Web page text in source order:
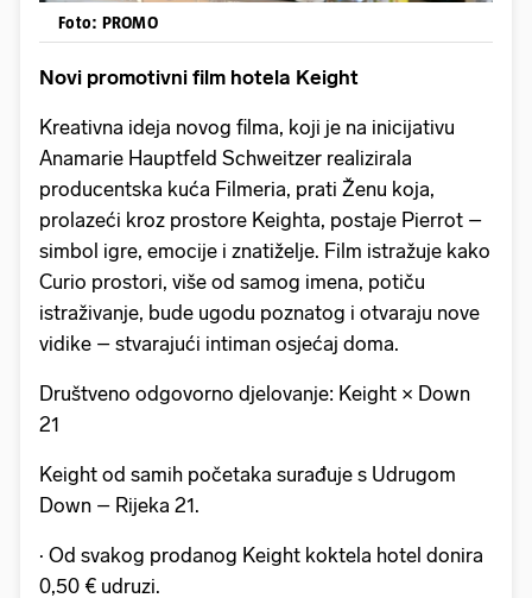
Foto: PROMO
Novi promotivni film hotela Keight
Kreativna ideja novog filma, koji je na inicijativu
Anamarie Hauptfeld Schweitzer realizirala
producentska kuća Filmeria, prati Ženu koja,
prolazeći kroz prostore Keighta, postaje Pierrot –
simbol igre, emocije i znatiželje. Film istražuje kako
Curio prostori, više od samog imena, potiču
istraživanje, bude ugodu poznatog i otvaraju nove
vidike – stvarajući intiman osjećaj doma.
Društveno odgovorno djelovanje: Keight × Down
21
Keight od samih početaka surađuje s Udrugom
Down – Rijeka 21.
· Od svakog prodanog Keight koktela hotel donira
0,50 € udruzi.